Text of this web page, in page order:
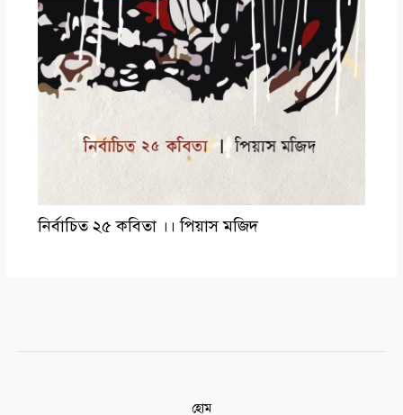
নির্বাচিত ২৫ কবিতা ।। পিয়াস মজিদ
হোম